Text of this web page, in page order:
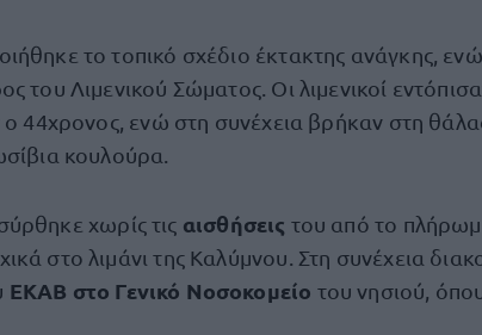
το τοπικό σχέδιο έκτακτης ανάγκης,
του Λιμενικού Σώματος. Οι λιμενικοί
ο 44χρονος, ενώ στη συνέχεια βρήκαν στη
κουλούρα.
χωρίς τις αισθήσεις του από το
στο λιμάνι της Καλύμνου. Στη συνέχεια
ΕΚΑΒ στο Γενικό Νοσοκομείο του νησιού,